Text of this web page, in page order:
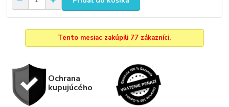
Tento mesiac zakúpili 77 zákazníci.
Ochrana
kupujúcého